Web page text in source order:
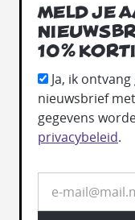
Meld je
10%
Ja, ik
nieuwsbrief
gegevens
privacybeleid.